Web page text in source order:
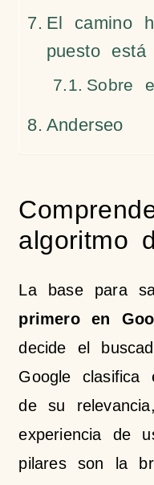
El camino
puesto
Sobre
Anderseo
algoritmo
La base para
primero en
decide el
Google clasifica
de su
experiencia de
pilares son la